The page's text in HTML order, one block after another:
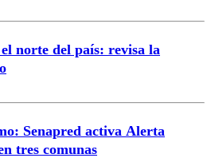
norte del país: revisa la
Senapred activa Alerta
tres comunas